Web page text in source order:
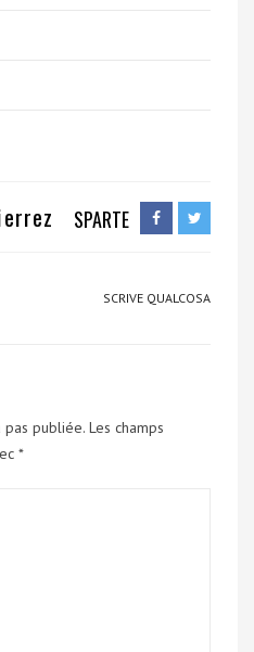
SPARTE
SCRIVE QUALCOSA
pas publiée. Les champs
*